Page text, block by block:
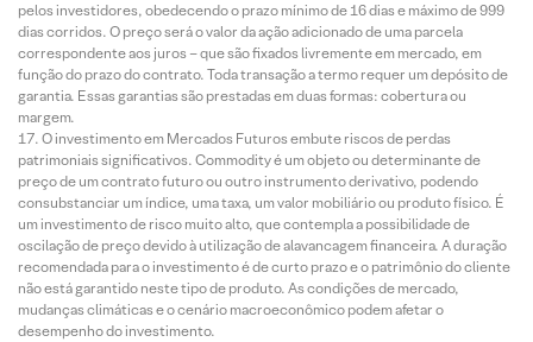
pelos investidores, obedecendo o prazo mínimo de 16 dias e máximo de 999
dias corridos. O preço será o valor da ação adicionado de uma parcela
correspondente aos juros – que são fixados livremente em mercado, em
função do prazo do contrato. Toda transação a termo requer um depósito de
garantia. Essas garantias são prestadas em duas formas: cobertura ou
margem.
O investimento em Mercados Futuros embute riscos de perdas
patrimoniais significativos. Commodity é um objeto ou determinante de
preço de um contrato futuro ou outro instrumento derivativo, podendo
consubstanciar um índice, uma taxa, um valor mobiliário ou produto físico. É
um investimento de risco muito alto, que contempla a possibilidade de
oscilação de preço devido à utilização de alavancagem financeira. A duração
recomendada para o investimento é de curto prazo e o patrimônio do cliente
não está garantido neste tipo de produto. As condições de mercado,
mudanças climáticas e o cenário macroeconômico podem afetar o
desempenho do investimento.